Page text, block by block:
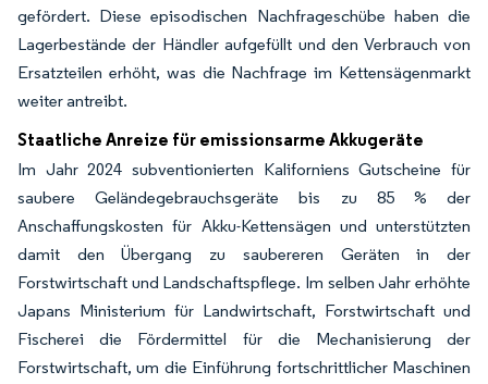
gefördert. Diese episodischen Nachfrageschübe haben die
Lagerbestände der Händler aufgefüllt und den Verbrauch von
Ersatzteilen erhöht, was die Nachfrage im Kettensägenmarkt
weiter antreibt.
Staatliche Anreize für emissionsarme Akkugeräte
Im Jahr 2024 subventionierten Kaliforniens Gutscheine für
saubere Geländegebrauchsgeräte bis zu 85 % der
Anschaffungskosten für Akku-Kettensägen und unterstützten
damit den Übergang zu saubereren Geräten in der
Forstwirtschaft und Landschaftspflege. Im selben Jahr erhöhte
Japans Ministerium für Landwirtschaft, Forstwirtschaft und
Fischerei die Fördermittel für die Mechanisierung der
Forstwirtschaft, um die Einführung fortschrittlicher Maschinen